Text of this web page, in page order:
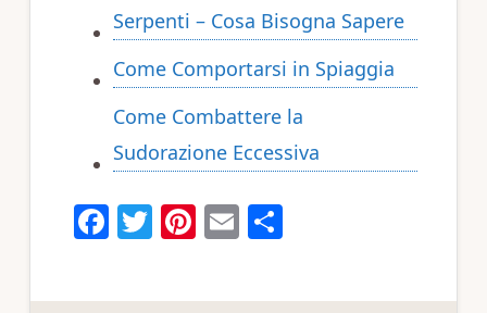
Serpenti – Cosa Bisogna Sapere
Come Comportarsi in Spiaggia
Come Combattere la
Sudorazione Eccessiva
F
c
T
it
Pi
te
E
ai
C
n